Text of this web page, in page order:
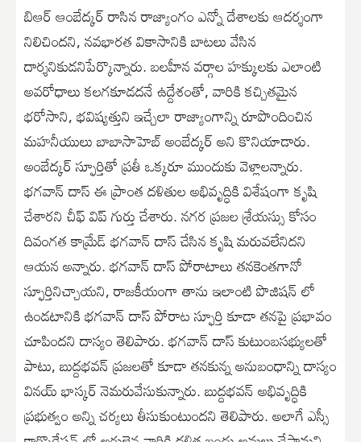
బిఆర్ ఆంబేద్కర్ రాసిన రాజ్యాంగం ఎన్నో దేశాలకు ఆదర్శంగా
నిలిచిందని, నవభారత వికాసానికి బాటలు వేసిన
దార్శనికుడనిపేర్కొన్నారు. బలహీన వర్గాల హక్కులకు ఎలాంటి
అవరోధాలు కలగకూడదనే ఉద్దేశంతో, వారికి కచ్చితమైన
భరోసాని, భవిష్యత్తుని ఇచ్చేలా రాజ్యాంగాన్ని రూపొందించిన
మహనీయులు బాబాసాహెబ్ అంబేద్కర్ అని కొనియాడారు.
అంబేద్కర్ స్ఫూర్తితో ప్రతీ ఒక్కరూ ముందుకు వెళ్లాలన్నారు.
భగవాన్ దాస్ ఈ ప్రాంత దళితుల అభివృద్ధికి విశేషంగా కృషి
చేశారని చీఫ్ విప్ గుర్తు చేశారు. నగర ప్రజల శ్రేయస్సు కోసం
దివంగత కామ్రేడ్ భగవాన్ దాస్ చేసిన కృషి మరువలేనిదని
ఆయన అన్నారు. భగవాన్ దాస్ పోరాటాలు తనకెంతగానో
స్ఫూర్తినిచ్చాయని, రాజకీయంగా తాను ఇలాంటి పొజిషన్ లో
ఉండటానికి భగవాన్ దాస్ పోరాట స్ఫూర్తి కూడా తనపై ప్రభావం
చూపిందని దాస్యం తెలిపారు. భగవాన్ దాస్ కుటుంబసభ్యులతో
పాటు, బుద్దభవన్ ప్రజలతో కూడా తనకున్న అనుబంధాన్ని దాస్యం
వినయ్ భాస్కర్ నెమరువేసుకున్నారు. బుద్దభవన్ అభివృద్ధికి
ప్రభుత్వం అన్ని చర్యలు తీసుకుంటుందని తెలిపారు. అలాగే ఎస్సీ